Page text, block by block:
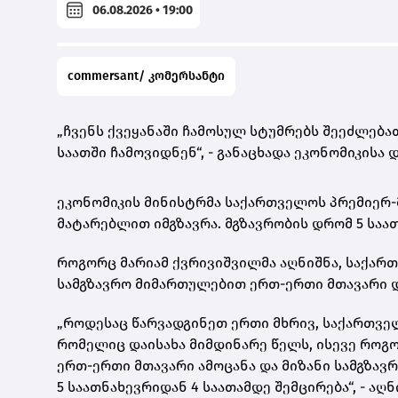
06.08.2026 • 19:00
commersant/ კომერსანტი
„ჩვენს ქვეყანაში ჩამოსულ სტუმრებს
საათში ჩამოვიდნენ“, - განაცხადა
ეკონომიკის მინისტრმა საქართველოს
მატარებლით იმგზავრა. მგზავრობის დრომ 5
როგორც მარიამ ქვრივიშვილმა აღნიშნა,
სამგზავრო მიმართულებით ერთ-ერთი მთავარი
„როდესაც წარვადგინეთ ერთი მხრივ,
რომელიც დაისახა მიმდინარე წელს, ისევე
ერთ-ერთი მთავარი ამოცანა და მიზანი
5 საათნახევრიდან 4 საათამდე შემცირება“, -